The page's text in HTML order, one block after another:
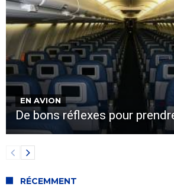
EN AVION
De bons réflexes pour
RÉCEMMENT